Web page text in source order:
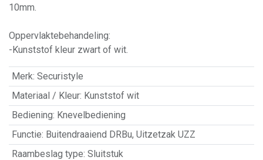
10mm.
Oppervlaktebehandeling:
-Kunststof kleur zwart of wit.
Merk: Securistyle
Materiaal / Kleur: Kunststof wit
Bediening: Knevelbediening
Functie: Buitendraaiend DRBu, Uitzetzak UZZ
Raambeslag type: Sluitstuk